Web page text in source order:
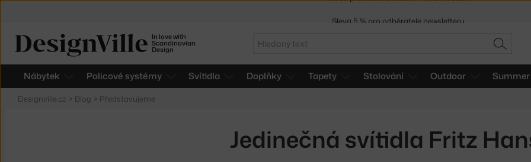
In love with
Scandinavian
Design
Hledat
HLEDAT
Nábytek Policové systémy Svítidla Doplňky Tapety Stolování Outdoor Summer
Designville.cz > Blog > Představujeme
Jedinečná svítidla Fritz